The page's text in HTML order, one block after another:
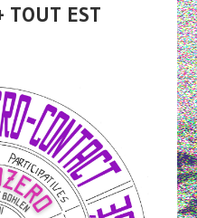
TOUT EST